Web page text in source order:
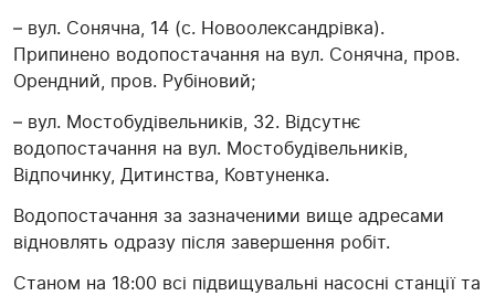
– вул. Сонячна, 14 (с. Новоолександрівка).
Припинено водопостачання на вул. Сонячна, пров.
Орендний, пров. Рубіновий;
– вул. Мостобудівельників, 32. Відсутнє
водопостачання на вул. Мостобудівельників,
Відпочинку, Дитинства, Ковтуненка.
Водопостачання за зазначеними вище адресами
відновлять одразу після завершення робіт.
Станом на 18:00 всі підвищувальні насосні станції та